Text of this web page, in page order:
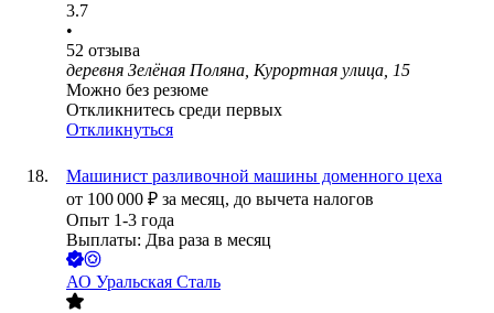
3.7
•
52 отзыва
деревня Зелёная Поляна, Курортная улица, 15
Можно без резюме
Откликнитесь среди первых
Откликнуться
Машинист разливочной машины доменного цеха
от 100 000 ₽ за месяц, до вычета налогов
Опыт 1-3 года
Выплаты: Два раза в месяц
АО Уральская Сталь